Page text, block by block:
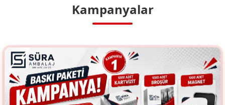
Kampanyalar